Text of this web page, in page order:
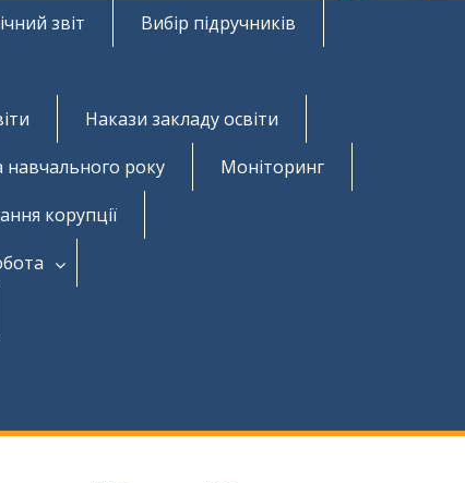
звіт
Вибір підручників
Накази закладу освіти
навчального року
Моніторинг
корупції